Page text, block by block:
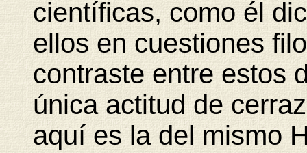
científicas, como él
ellos en cuestiones
contraste entre estos
única actitud de
aquí es la del mismo